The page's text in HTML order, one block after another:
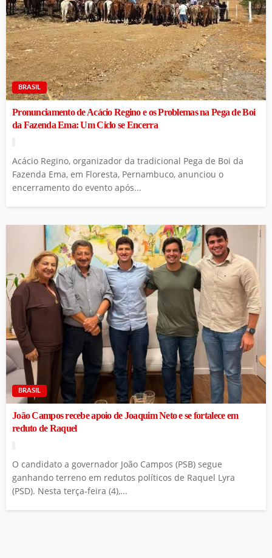
BRASIL
Pronunciamento de Acácio Regino e os Problemas na Pega de Boi
da Fazenda Ema: Um Ciclo se Encerra
Acácio Regino, organizador da tradicional Pega de Boi da
Fazenda Ema, em Floresta, Pernambuco, anunciou o
encerramento do evento após...
BRASIL
João Campos recebe apoio de Joaquim Neto e se fortalece em
reduto de Raquel
O candidato a governador João Campos (PSB) segue
ganhando terreno em redutos políticos de Raquel Lyra
(PSD). Nesta terça-feira (4),...